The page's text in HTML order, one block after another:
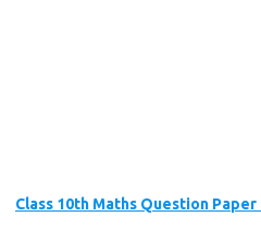
Class 10th Maths Question Paper